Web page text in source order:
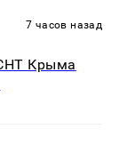
7 часов назад
Крыма